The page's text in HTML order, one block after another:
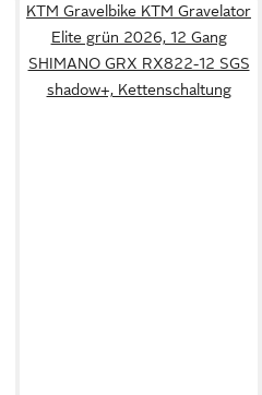
KTM Gravelbike KTM Gravelator
Elite grün 2026, 12 Gang
SHIMANO GRX RX822-12 SGS
shadow+, Kettenschaltung